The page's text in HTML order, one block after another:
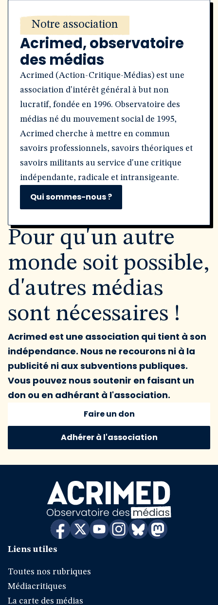
Notre association
Acrimed, observatoire
des médias
Acrimed (Action-Critique-Médias) est une
association d'intérêt général à but non
lucratif, fondée en 1996. Observatoire des
médias né du mouvement social de 1995,
Acrimed cherche à mettre en commun
savoirs professionnels, savoirs théoriques et
savoirs militants au service d'une critique
indépendante, radicale et intransigeante.
Qui sommes-nous ?
Pour qu'un autre
monde soit possible,
d'autres médias
sont nécessaires !
Acrimed est une association qui tient à son
indépendance. Nous ne recourons ni à la
publicité ni aux subventions publiques.
Vous pouvez nous soutenir en faisant un
don ou en adhérant à l'association.
Faire un don
Adhérer à l'association
Liens utiles
Toutes nos rubriques
Médiacritiques
La carte des médias